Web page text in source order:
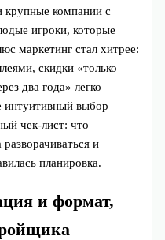
крупные компании с
игроки, которые
маркетинг стал хитрее:
скидки «только
два года» легко
выбор
чек‑лист: что
и
планировка.
и формат,